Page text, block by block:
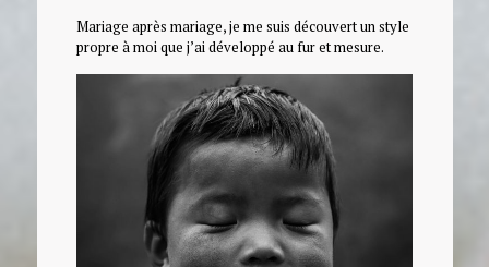
Mariage après mariage, je me suis découvert un style
propre à moi que j’ai développé au fur et mesure.